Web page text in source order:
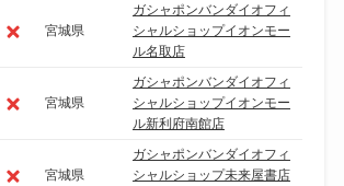
宮城県
ガシャポンバンダイオフィ
シャルショップイオンモー
ル名取店
宮城県
ガシャポンバンダイオフィ
シャルショップイオンモー
ル新利府南館店
宮城県
ガシャポンバンダイオフィ
シャルショップ未来屋書店